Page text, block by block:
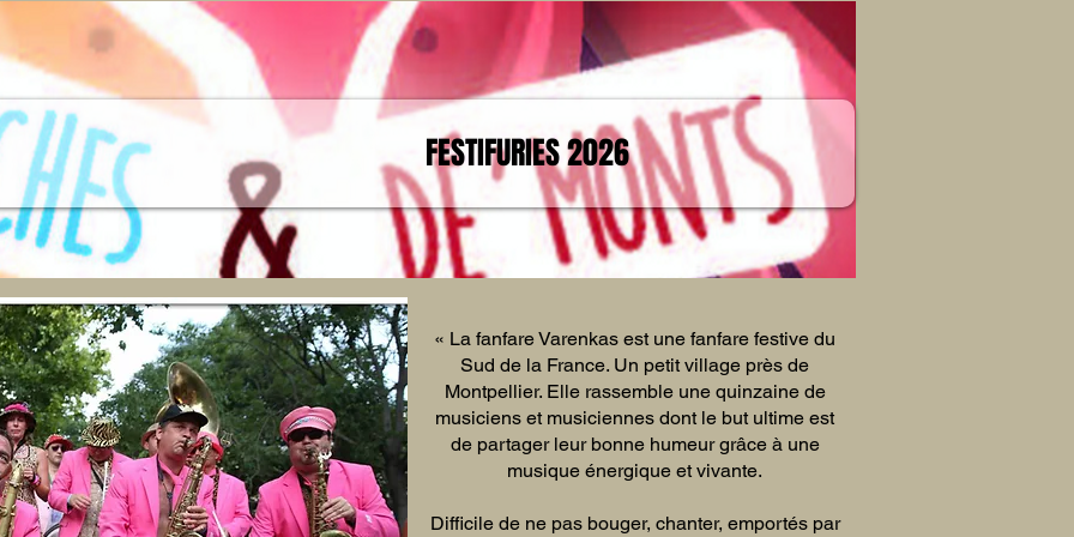
FESTIFURIES 2026
« La fanfare Varenkas est une fanfare festive du
Sud de la France. Un petit village près de
Montpellier. Elle rassemble une quinzaine de
musiciens et musiciennes dont le but ultime est
de partager leur bonne humeur grâce à une
musique énergique et vivante.
Difficile de ne pas bouger, chanter, emportés par